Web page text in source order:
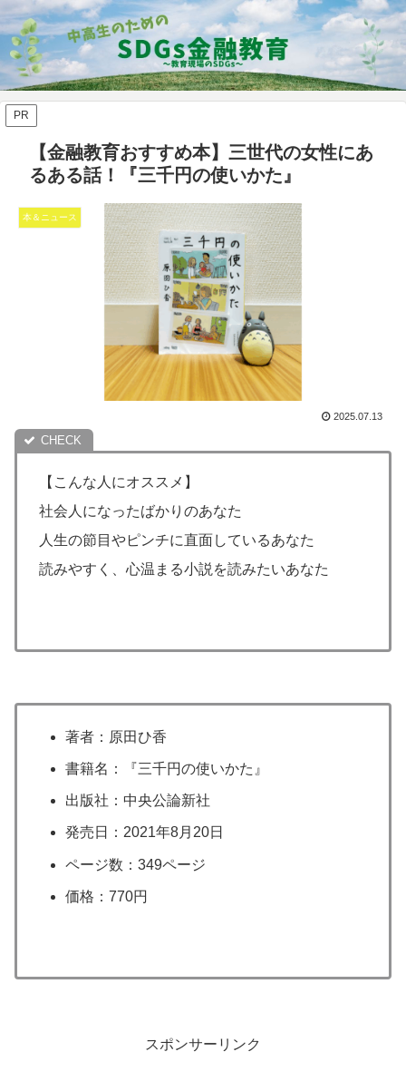
PR
【金融教育おすすめ本】三世代の女性にあ
るある話！『三千円の使いかた』
本＆ニュース
2025.07.13
【こんな人にオススメ】
社会人になったばかりのあなた
人生の節目やピンチに直面しているあなた
読みやすく、心温まる小説を読みたいあなた
著者：原田ひ香
書籍名：『三千円の使いかた』
出版社：中央公論新社
発売日：2021年8月20日
ページ数：349ページ
価格：770円
スポンサーリンク